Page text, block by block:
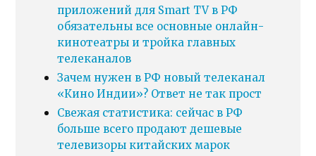
приложений для Smart TV в РФ
обязательны все основные онлайн-
кинотеатры и тройка главных
телеканалов
Зачем нужен в РФ новый телеканал
«Кино Индии»? Ответ не так прост
Свежая статистика: сейчас в РФ
больше всего продают дешевые
телевизоры китайских марок